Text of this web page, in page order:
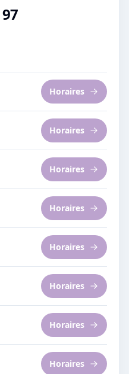
97
Horaires
Horaires
Horaires
Horaires
Horaires
Horaires
Horaires
Horaires